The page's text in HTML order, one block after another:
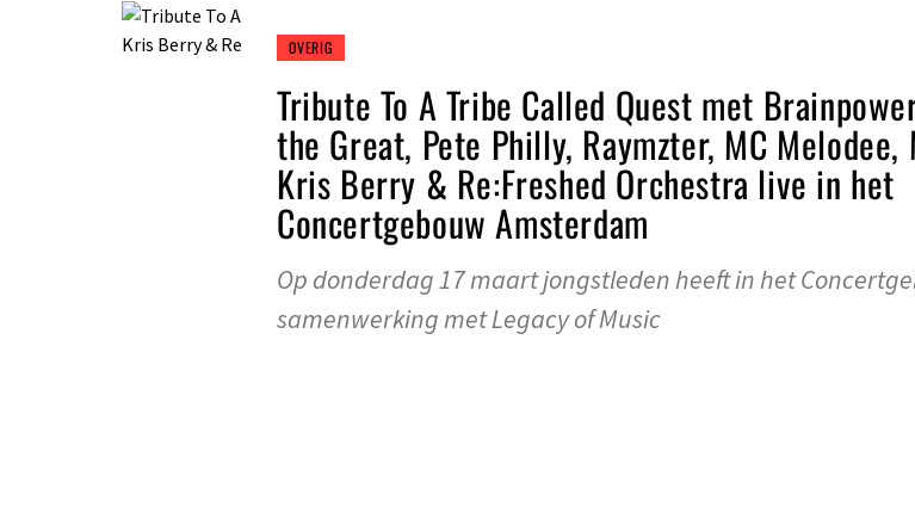
OVERIG
Tribute To A Tribe Called Quest met
the Great, Pete Philly, Raymzter, MC Melodee,
Kris Berry & Re:Freshed Orchestra live in het
Concertgebouw Amsterdam
Op donderdag 17 maart jongstleden heeft in het
samenwerking met Legacy of Music